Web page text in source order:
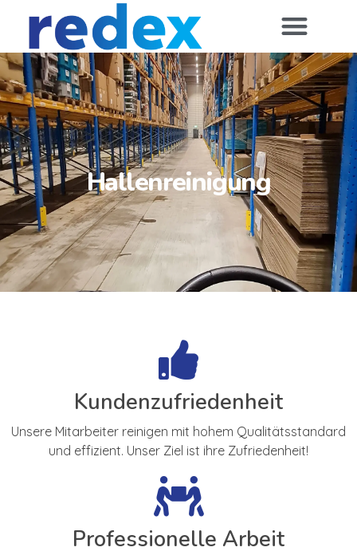
Hallenreinigung
Kundenzufriedenheit
Unsere Mitarbeiter reinigen mit hohem Qualitätsstandard
und effizient. Unser Ziel ist ihre Zufriedenheit!
Professionelle Arbeit